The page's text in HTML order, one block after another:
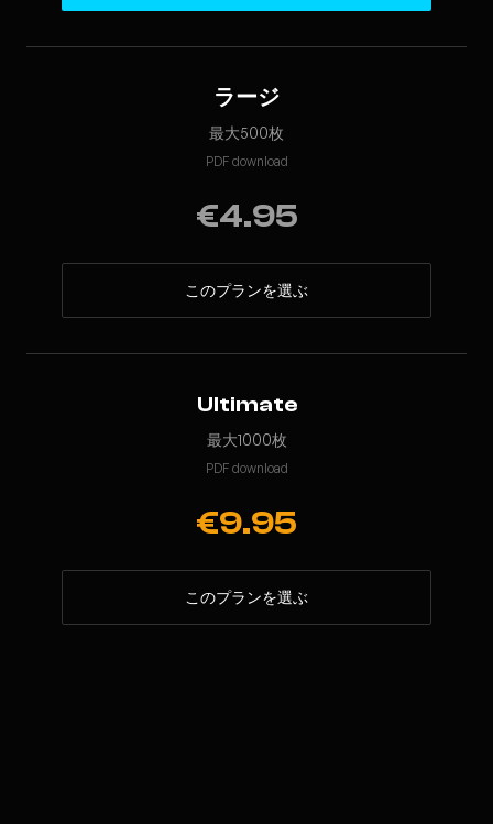
ラージ
最大500枚
PDF download
€4.95
このプランを選ぶ
Ultimate
最大1000枚
PDF download
€9.95
このプランを選ぶ